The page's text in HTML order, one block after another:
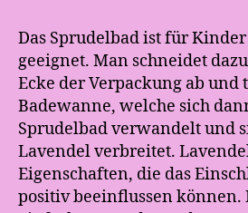
Das Sprudelbad ist für Kinder
geeignet. Man schneidet
Ecke der Verpackung ab und
Badewanne, welche sich
Sprudelbad verwandelt und
Lavendel verbreitet.
Eigenschaften, die das
positiv beeinflussen können.